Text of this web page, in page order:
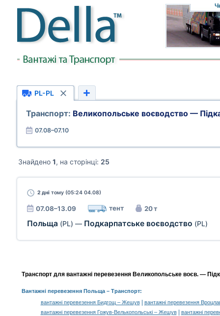
PL-PL
Транспорт: Великопольське воєводство —
07.08–07.10
Знайдено 1, на сторінці: 25
2 дні тому (05:24 04.08)
07.08–13.09 тент 20 т
Польща (PL) — Подкарпатське воєводство (PL)
Транспорт для вантажні перевезення Великопольське воєв. —
Вантажні перевезення Польща– Транспорт:
вантажні перевезення Бидгощ – Жешув|
вантажні перевезення
вантажні перевезення Гожув-Велькопольські – Жешув|
вантажні